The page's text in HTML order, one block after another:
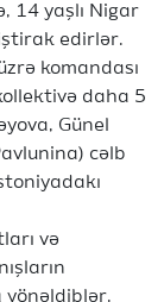
14 yaşlı Nigar
edirlər.
komandası
daha 5
Günel
cəlb
və
yönəldiblər.